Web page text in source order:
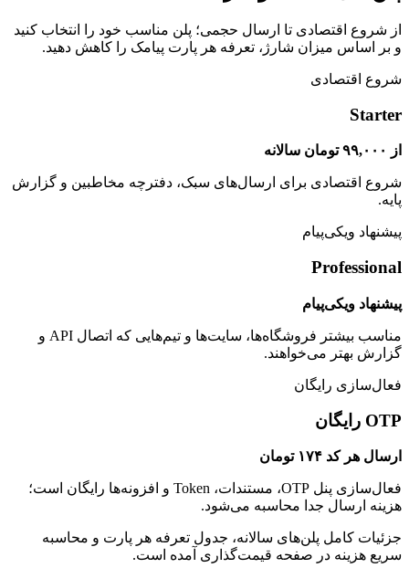
از شروع اقتصادی تا ارسال حجمی؛ پلن مناسب خود را انتخاب کنید
و بر اساس میزان شارژ، تعرفه هر پارت پیامک را کاهش دهید.
شروع اقتصادی
Starter
از ۹۹,۰۰۰ تومان سالانه
شروع اقتصادی برای ارسال‌های سبک، دفترچه مخاطبین و گزارش
پایه.
پیشنهاد ویکی‌پیام
Professional
پیشنهاد ویکی‌پیام
مناسب بیشتر فروشگاه‌ها، سایت‌ها و تیم‌هایی که اتصال API و
گزارش بهتر می‌خواهند.
فعال‌سازی رایگان
OTP رایگان
ارسال هر کد ۱۷۴ تومان
فعال‌سازی پنل OTP، مستندات، Token و افزونه‌ها رایگان است؛
هزینه ارسال جدا محاسبه می‌شود.
جزئیات کامل پلن‌های سالانه، جدول تعرفه هر پارت و محاسبه
سریع هزینه در صفحه قیمت‌گذاری آمده است.